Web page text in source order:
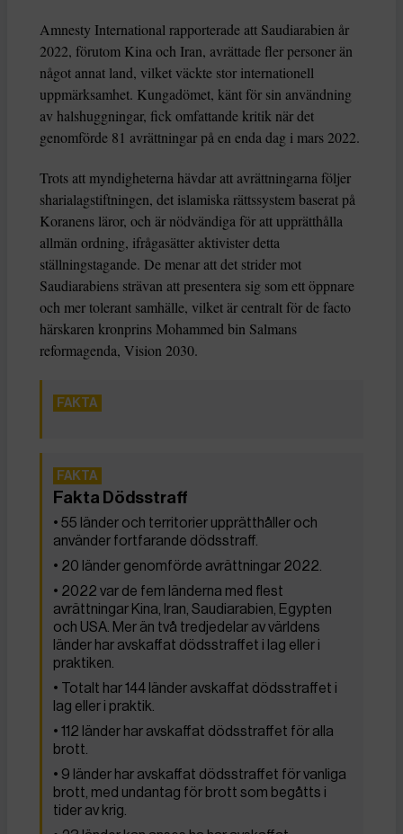
Amnesty International rapporterade att Saudiarabien år
2022, förutom Kina och Iran, avrättade fler personer än
något annat land, vilket väckte stor internationell
uppmärksamhet. Kungadömet, känt för sin användning
av halshuggningar, fick omfattande kritik när det
genomförde 81 avrättningar på en enda dag i mars 2022.
Trots att myndigheterna hävdar att avrättningarna följer
sharialagstiftningen, det islamiska rättssystem baserat på
Koranens läror, och är nödvändiga för att upprätthålla
allmän ordning, ifrågasätter aktivister detta
ställningstagande. De menar att det strider mot
Saudiarabiens strävan att presentera sig som ett öppnare
och mer tolerant samhälle, vilket är centralt för de facto
härskaren kronprins Mohammed bin Salmans
reformagenda, Vision 2030.
Fakta Dödsstraff
• 55 länder och territorier upprätthåller och
använder fortfarande dödsstraff.
• 20 länder genomförde avrättningar 2022.
• 2022 var de fem länderna med flest
avrättningar Kina, Iran, Saudiarabien, Egypten
och USA. Mer än två tredjedelar av världens
länder har avskaffat dödsstraffet i lag eller i
praktiken.
• Totalt har 144 länder avskaffat dödsstraffet i
lag eller i praktik.
• 112 länder har avskaffat dödsstraffet för alla
brott.
• 9 länder har avskaffat dödsstraffet för vanliga
brott, med undantag för brott som begåtts i
tider av krig.